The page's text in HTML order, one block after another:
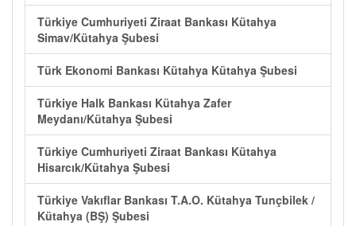
Türkiye Cumhuriyeti Ziraat Bankası Kütahya
Simav/Kütahya Şubesi
Türk Ekonomi Bankası Kütahya Kütahya Şubesi
Türkiye Halk Bankası Kütahya Zafer
Meydanı/Kütahya Şubesi
Türkiye Cumhuriyeti Ziraat Bankası Kütahya
Hisarcık/Kütahya Şubesi
Türkiye Vakıflar Bankası T.A.O. Kütahya Tunçbilek /
Kütahya (BŞ) Şubesi